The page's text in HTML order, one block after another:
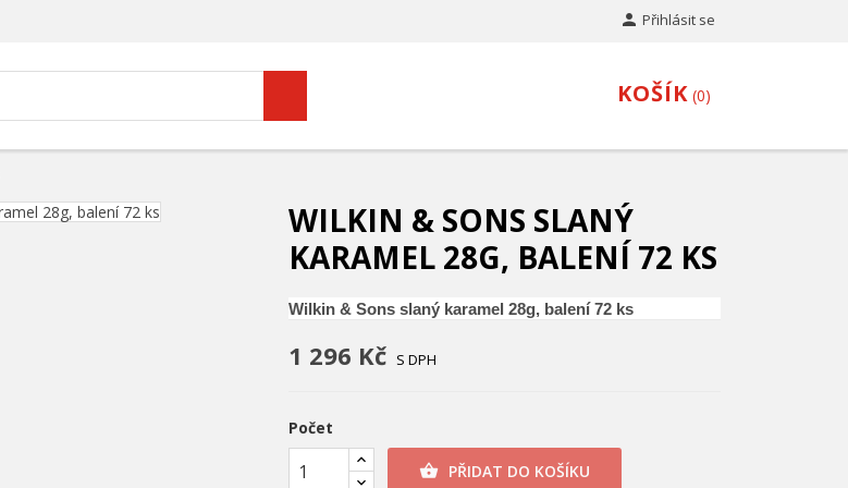
 Přihlásit se
KOŠÍK 0
WILKIN & SONS SLANÝ
KARAMEL 28G, BALENÍ 72 KS
Wilkin & Sons slaný karamel 28g, balení 72 ks
1 296 Kč S DPH
Počet
 PŘIDAT DO KOŠÍKU